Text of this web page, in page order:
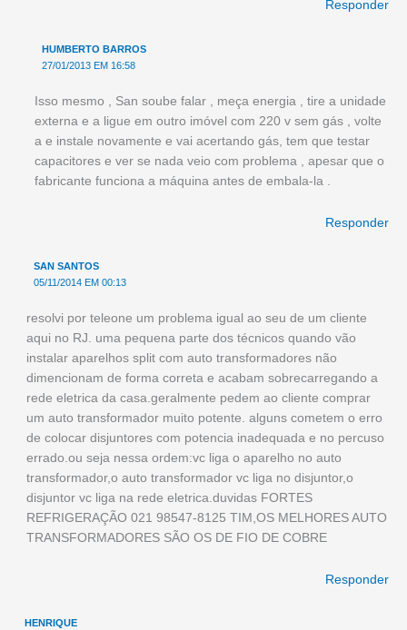
Responder
HUMBERTO BARROS
27/01/2013 EM 16:58
Isso mesmo , San soube falar , meça energia , tire a unidade
externa e a ligue em outro imóvel com 220 v sem gás , volte
a e instale novamente e vai acertando gás, tem que testar
capacitores e ver se nada veio com problema , apesar que o
fabricante funciona a máquina antes de embala-la .
Responder
SAN SANTOS
05/11/2014 EM 00:13
resolvi por teleone um problema igual ao seu de um cliente
aqui no RJ. uma pequena parte dos técnicos quando vão
instalar aparelhos split com auto transformadores não
dimencionam de forma correta e acabam sobrecarregando a
rede eletrica da casa.geralmente pedem ao cliente comprar
um auto transformador muito potente. alguns cometem o erro
de colocar disjuntores com potencia inadequada e no percuso
errado.ou seja nessa ordem:vc liga o aparelho no auto
transformador,o auto transformador vc liga no disjuntor,o
disjuntor vc liga na rede eletrica.duvidas FORTES
REFRIGERAÇÃO 021 98547-8125 TIM,OS MELHORES AUTO
TRANSFORMADORES SÃO OS DE FIO DE COBRE
Responder
HENRIQUE